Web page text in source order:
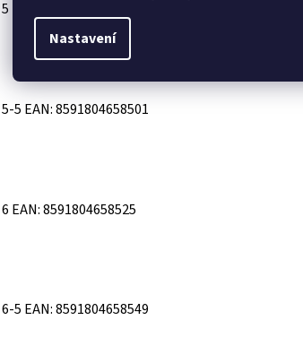
Nastavení
5 EAN:8591804658501
EAN:8591804658525
5 EAN:8591804658549